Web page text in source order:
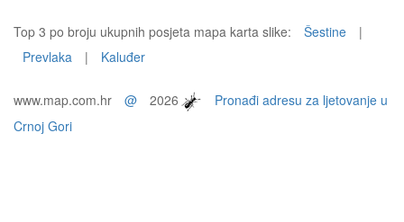
Top 3 po broju ukupnih posjeta mapa karta slike: Šestine
|
Prevlaka
| Kaluđer
www.map.com.hr @ 2026
Pronađi adresu za ljetovanje u
Crnoj Gori